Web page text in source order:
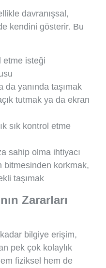
davranışsal,
kendini gösterir. Bu
etme isteği
da yanında taşımak
tutmak ya da ekran
sık kontrol etme
sahip olma ihtiyacı
bitmesinden korkmak,
taşımak
Zararları
bilgiye erişim,
pek çok kolaylık
fiziksel hem de